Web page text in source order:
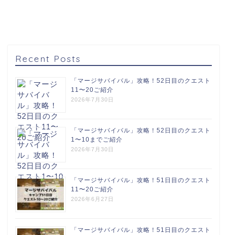
Recent Posts
「マージサバイバル」攻略！52日目のクエスト
11〜20ご紹介
2026年7月30日
「マージサバイバル」攻略！52日目のクエスト
1〜10までご紹介
2026年7月30日
「マージサバイバル」攻略！51日目のクエスト
11〜20ご紹介
2026年6月27日
「マージサバイバル」攻略！51日目のクエスト